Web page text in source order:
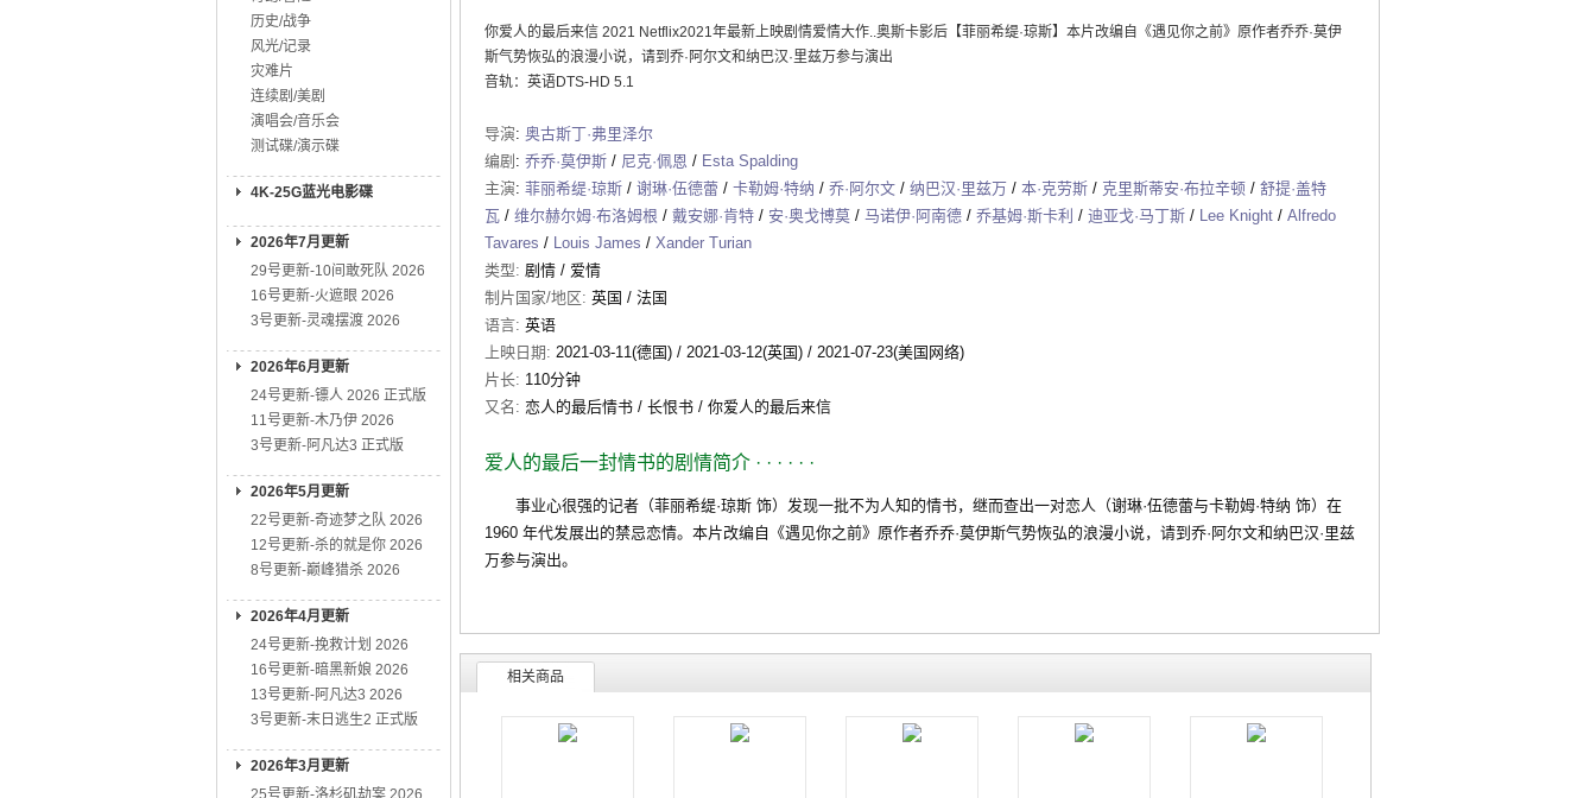
历史/战争
风光/记录
灾难片
连续剧/美剧
演唱会/音乐会
测试碟/演示碟
4K-25G蓝光电影碟
2026年7月更新
29号更新-10间敢死队 2026
16号更新-火遮眼 2026
3号更新-灵魂摆渡 2026
2026年6月更新
24号更新-镖人 2026 正式版
11号更新-木乃伊 2026
3号更新-阿凡达3 正式版
2026年5月更新
22号更新-奇迹梦之队 2026
12号更新-杀的就是你 2026
8号更新-巅峰猎杀 2026
2026年4月更新
24号更新-挽救计划 2026
16号更新-暗黑新娘 2026
13号更新-阿凡达3 2026
3号更新-末日逃生2 正式版
2026年3月更新
25号更新-洛杉矶劫案 2026
你爱人的最后来信 2021 Netflix2021年最新上映剧情爱情大作..奥斯卡影后【菲丽希缇·琼斯】本片改编自《遇见你之前》原作者乔乔·莫伊
斯气势恢弘的浪漫小说，请到乔·阿尔文和纳巴汉·里兹万参与演出
音轨：英语DTS-HD 5.1
导演: 奥古斯丁·弗里泽尔
编剧 : 乔乔·莫伊斯 / 尼克·佩恩 / Esta Spalding
主演: 菲丽希缇·琼斯 / 谢琳·伍德蕾 / 卡勒姆·特纳 / 乔·阿尔文 / 纳巴汉·里兹万 / 本·克劳斯 / 克里斯蒂安·布拉辛顿 / 舒提·盖特
瓦 / 维尔赫尔姆·布洛姆根 / 戴安娜·肯特 / 安·奥戈博莫 / 马诺伊·阿南德 / 乔基姆·斯卡利 / 迪亚戈·马丁斯 / Lee Knight / Alfredo
Tavares / Louis James / Xander Turian
类型: 剧情 / 爱情
制片国家/地区: 英国 / 法国
语言: 英语
上映日期: 2021-03-11(德国) / 2021-03-12(英国) / 2021-07-23(美国网络)
片长: 110分钟
又名: 恋人的最后情书 / 长恨书 / 你爱人的最后来信
爱人的最后一封情书的剧情简介 · · · · · ·
事业心很强的记者（菲丽希缇·琼斯 饰）发现一批不为人知的情书，继而查出一对恋人（谢琳·伍德蕾与卡勒姆·特纳 饰）在
1960 年代发展出的禁忌恋情。本片改编自《遇见你之前》原作者乔乔·莫伊斯气势恢弘的浪漫小说，请到乔·阿尔文和纳巴汉·里兹
万参与演出。
相关商品